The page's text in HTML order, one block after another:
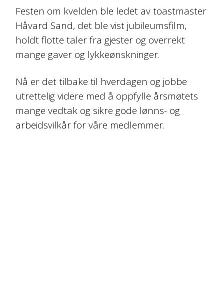
Festen om kvelden ble ledet av toastmaster
Håvard Sand, det ble vist jubileumsfilm,
holdt flotte taler fra gjester og overrekt
mange gaver og lykkeønskninger.
Nå er det tilbake til hverdagen og jobbe
utrettelig videre med å oppfylle årsmøtets
mange vedtak og sikre gode lønns- og
arbeidsvilkår for våre medlemmer.